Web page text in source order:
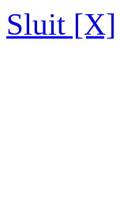
Sluit [X]